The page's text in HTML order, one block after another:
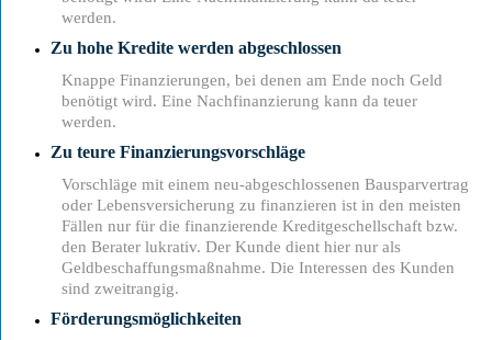
werden.
Zu hohe Kredite werden abgeschlossen
Knappe Finanzierungen, bei denen am Ende noch Geld
benötigt wird. Eine Nachfinanzierung kann da teuer
werden.
Zu teure Finanzierungsvorschläge
Vorschläge mit einem neu-abgeschlossenen Bausparvertrag
oder Lebensversicherung zu finanzieren ist in den meisten
Fällen nur für die finanzierende Kreditgeschellschaft bzw.
den Berater lukrativ. Der Kunde dient hier nur als
Geldbeschaffungsmaßnahme. Die Interessen des Kunden
sind zweitrangig.
Förderungsmöglichkeiten